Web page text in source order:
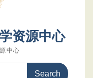
资源中心
中心